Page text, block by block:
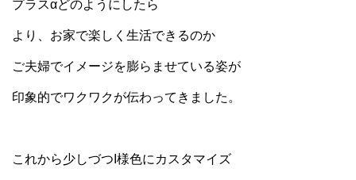
プラスαどのようにしたら
より、お家で楽しく生活できるのか
ご夫婦でイメージを膨らませている姿が
印象的でワクワクが伝わってきました。
これから少しづつI様色にカスタマイズ